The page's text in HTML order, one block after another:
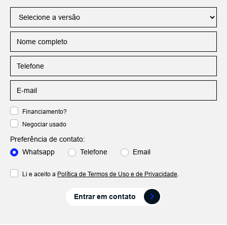
Financiamento?
Negociar usado
Preferência de contato:
Whatsapp
Telefone Email
Li e aceito a Política de Termos de Uso e de Privacidade.
Entrar em contato